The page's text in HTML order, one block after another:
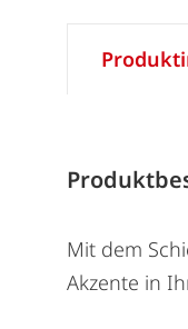
Mit dem
Akzente in